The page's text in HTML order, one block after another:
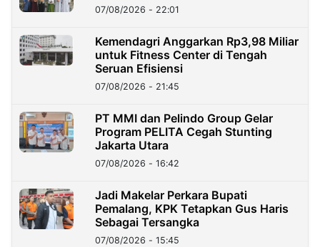
07/08/2026 - 22:01
Kemendagri Anggarkan Rp3,98 Miliar
untuk Fitness Center di Tengah
Seruan Efisiensi
07/08/2026 - 21:45
PT MMI dan Pelindo Group Gelar
Program PELITA Cegah Stunting
Jakarta Utara
07/08/2026 - 16:42
Jadi Makelar Perkara Bupati
Pemalang, KPK Tetapkan Gus Haris
Sebagai Tersangka
07/08/2026 - 15:45